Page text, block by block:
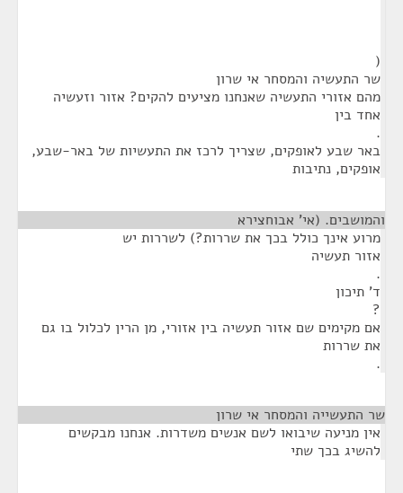
(
שר התעשיה והמסחר אי שרון
מהם אזורי התעשיה שאנחנו מציעים להקים? אזור וזעשיה
אחד בין
.
באר שבע לאופקים, שצריך לרכז את התעשיות של באר-שבע,
אופקים, נתיבות
והמושבים. (אי' אבוחצירא
מרוע אינך כולל בכך את שררות?) לשררות יש
אזור תעשיה
.
ד' תיכון
?
אם מקימים שם אזור תעשיה בין אזורי, מן הרין לכלול בו גם
את שררות
.
שר התעשייה והמסחר אי שרון
אין מניעה שיבואו לשם אנשים משדרות. אנחנו מבקשים
להשיג בכך שתי